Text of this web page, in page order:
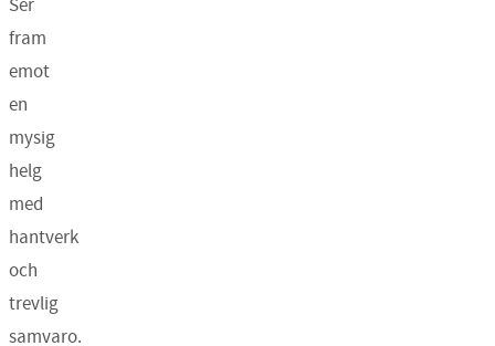
Ser
fram
emot
en
mysig
helg
med
hantverk
och
trevlig
samvaro.